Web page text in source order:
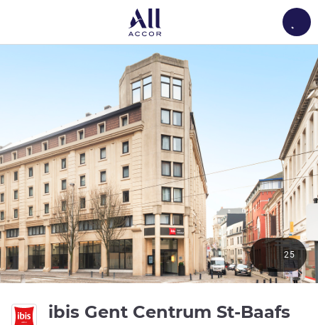
ibis Gent Centrum St-Baafs
25